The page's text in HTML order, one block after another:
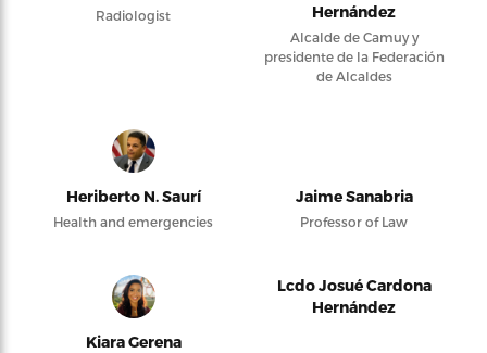
Radiologist
Hernández
Alcalde de Camuy y
presidente de la Federación
de Alcaldes
Heriberto N. Saurí
Health and emergencies
Jaime Sanabria
Professor of Law
Kiara Gerena
Lcdo Josué Cardona
Hernández